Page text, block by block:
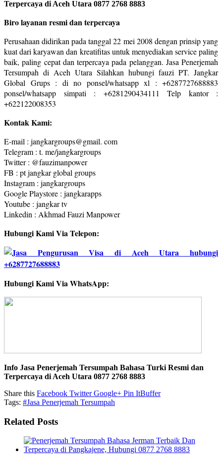
Terpercaya di Aceh Utara 0877 2768 8883
Biro layanan resmi dan terpercaya
Perusahaan didirikan pada tanggal 22 mei 2008 dengan prinsip yang
kuat dari karyawan dan kreatifitas untuk menyediakan service paling
baik, paling cepat dan terpercaya pada pelanggan. Jasa Penerjemah
Tersumpah di Aceh Utara Silahkan hubungi fauzi PT. Jangkar
Global Grups : di no ponsel/whatsapp xl : +6287727688883
ponsel/whatsapp simpati : +6281290434111 Telp kantor :
+622122008353
Kontak Kami:
E-mail : jangkargroups@gmail. com
Telegram : t. me/jangkargroups
Twitter : @fauzimanpower
FB : pt jangkar global groups
Instagram : jangkargroups
Google Playstore : jangkarapps
Youtube : jangkar tv
Linkedin : Akhmad Fauzi Manpower
Hubungi Kami Via Telepon:
Hubungi Kami Via WhatsApp:
Info Jasa Penerjemah Tersumpah Bahasa Turki Resmi dan
Terpercaya di Aceh Utara 0877 2768 8883
Share this Facebook TwitterGoogle+ Pin ItBuffer
Tags: #Jasa Penerjemah Tersumpah
Related Posts